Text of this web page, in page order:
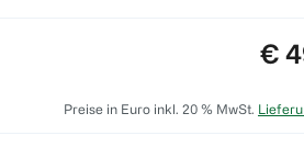
€
Preise in Euro inkl. 20 % MwSt.